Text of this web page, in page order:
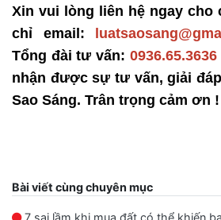
Xin vui lòng liên hệ ngay cho
chỉ email:
Tổng đài tư vấn:
nhận được sự tư vấn, giải
Sao Sáng. Trân trọng cảm ơn !
Bài viết cùng chuyên mục
7 sai lầm khi mua đất có thể khiến